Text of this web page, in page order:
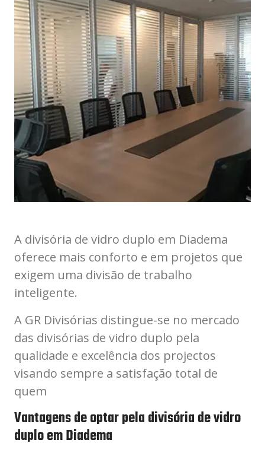
A divisória de vidro duplo em Diadema
oferece mais conforto e em projetos que
exigem uma divisão de trabalho
inteligente.
A GR Divisórias distingue-se no mercado
das divisórias de vidro duplo pela
qualidade e excelência dos projectos
visando sempre a satisfação total de
quem
Vantagens de optar pela divisória de vidro
duplo em Diadema